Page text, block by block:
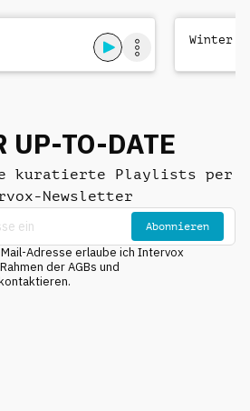
Winter
UP-TO-DATE
kuratierte Playlists per
Newsletter
Abonnieren
Adresse erlaube ich Intervox
der AGBs und